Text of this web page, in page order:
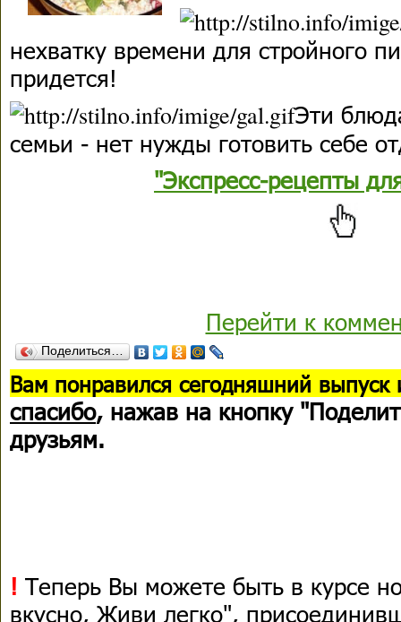
нехватку времени для стройного
придется!
Эти
семьи - нет нужды готовить себе
"Экспресс-рецепты
Перейти к
Поделиться…
Вам понравился сегодняшний выпуск
спасибо, нажав на кнопку
друзьям.
! Теперь Вы можете быть в курсе
вкусно, Живи легко",